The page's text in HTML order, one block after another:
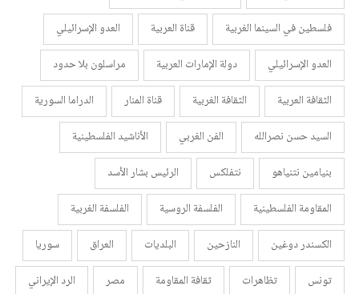
فلسطين في السينما الغربية
قناة العربية
العدو الإسرائيلي
العدو الإسرائيلي
دولة الإمارات العربية
مراسلون بلا حدود
الثقافة العربية
الثقافة الغربية قناة المنار
الدراما السورية
السيد حسن نصرالله
الفن الغربي
الأناشيد الفلسطينية
بنيامين نتنياهو
نتفلكس
الرئيس بشار الأسد
المقاومة الفلسطينية
الفلسفة الروسية
الفلسفة الغربية
الكسندر دوغين
النازحين البلديات العراق
سوريا
تونس
تظاهرات ثقافة المقاومة مصر
الرد الإيراني